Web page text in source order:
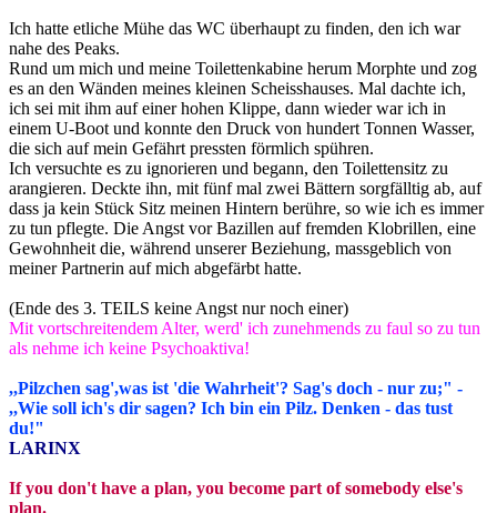
Ich hatte etliche Mühe das WC überhaupt zu finden, den ich war
nahe des Peaks.
Rund um mich und meine Toilettenkabine herum Morphte und zog
es an den Wänden meines kleinen Scheisshauses. Mal dachte ich,
ich sei mit ihm auf einer hohen Klippe, dann wieder war ich in
einem U-Boot und konnte den Druck von hundert Tonnen Wasser,
die sich auf mein Gefährt pressten förmlich spühren.
Ich versuchte es zu ignorieren und begann, den Toilettensitz zu
arangieren. Deckte ihn, mit fünf mal zwei Bättern sorgfälltig ab, auf
dass ja kein Stück Sitz meinen Hintern berühre, so wie ich es immer
zu tun pflegte. Die Angst vor Bazillen auf fremden Klobrillen, eine
Gewohnheit die, während unserer Beziehung, massgeblich von
meiner Partnerin auf mich abgefärbt hatte.
(Ende des 3. TEILS keine Angst nur noch einer)
Mit vortschreitendem Alter, werd' ich zunehmends zu faul so zu tun
als nehme ich keine Psychoaktiva!
,,Pilzchen sag',was ist 'die Wahrheit'? Sag's doch - nur zu;" -
,,Wie soll ich's dir sagen? Ich bin ein Pilz. Denken - das tust
du!"
LARINX
If you don't have a plan, you become part of somebody else's
plan.